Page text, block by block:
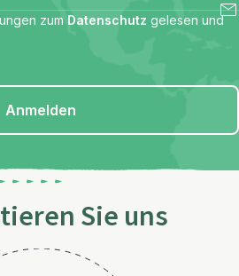
zum Datenschutz gelesen und
Anmelden
Sie uns